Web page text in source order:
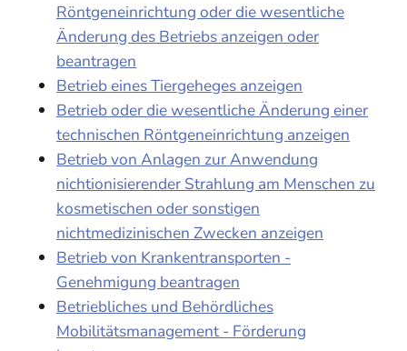
Röntgeneinrichtung oder die wesentliche
Änderung des Betriebs anzeigen oder
beantragen
Betrieb eines Tiergeheges anzeigen
Betrieb oder die wesentliche Änderung einer
technischen Röntgeneinrichtung anzeigen
Betrieb von Anlagen zur Anwendung
nichtionisierender Strahlung am Menschen zu
kosmetischen oder sonstigen
nichtmedizinischen Zwecken anzeigen
Betrieb von Krankentransporten -
Genehmigung beantragen
Betriebliches und Behördliches
Mobilitätsmanagement - Förderung